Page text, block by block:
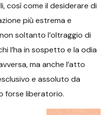
così come il desiderare di
più estrema e
soltanto l’oltraggio di
l’ha in sospetto e la odia
ma anche l’atto
e assoluto da
forse liberatorio.